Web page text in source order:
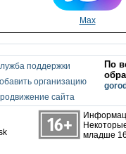
Max
поддержки
организацию
сайта
По
младше